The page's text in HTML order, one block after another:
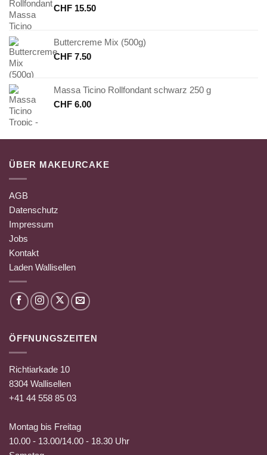
CHF 15.50
Buttercreme Mix (500g)
CHF 7.50
Massa Ticino Rollfondant schwarz 250 g
CHF 6.00
ÜBER MAKEURCAKE
AGB
Datenschutz
Impressum
Jobs
Kontakt
Laden Wallisellen
ÖFFNUNGSZEITEN
Richtiarkade 10
8304 Wallisellen
+41 44 558 85 03
Montag bis Freitag
10.00 - 13.00/14.00 - 18.30 Uhr